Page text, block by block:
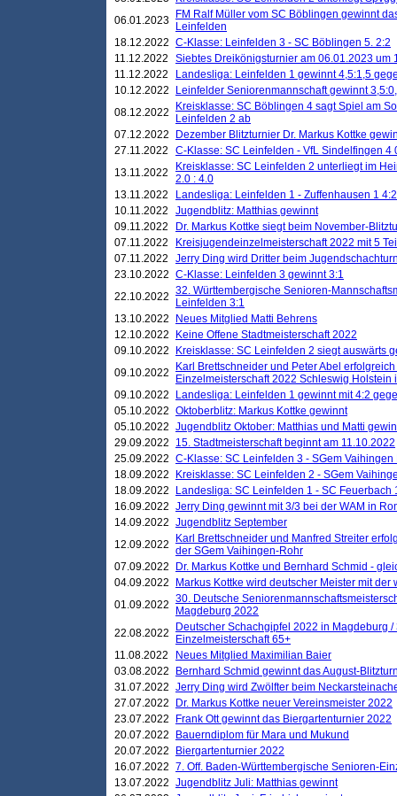
06.01.2023
FM Ralf Müller vom SC Böblingen gewinnt
Leinfelden
18.12.2022 C-Klasse: Leinfelden 3 - SC Böblingen 5. 2:2
11.12.2022
Siebtes Dreikönigsturnier am 06.01.2023 um
11.12.2022
Landesliga: Leinfelden 1 gewinnt 4,5:1,5
10.12.2022
Leinfelder Seniorenmannschaft gewinnt
08.12.2022
Kreisklasse: SC Böblingen 4 sagt Spiel am
Leinfelden 2 ab
07.12.2022
Dezember Blitzturnier Dr. Markus Kottke
27.11.2022
C-Klasse: SC Leinfelden - VfL Sindelfingen 4
13.11.2022
Kreisklasse: SC Leinfelden 2 unterliegt im
2.0 : 4.0
13.11.2022
Landesliga: Leinfelden 1 - Zuffenhausen 1 4:2
10.11.2022
Jugendblitz: Matthias gewinnt
09.11.2022
Dr. Markus Kottke siegt beim November-
07.11.2022
Kreisjugendeinzelmeisterschaft 2022 mit 5
07.11.2022
Jerry Ding wird Dritter beim
23.10.2022 C-Klasse: Leinfelden 3 gewinnt 3:1
22.10.2022 32. Württembergische Senioren-
Leinfelden 3:1
13.10.2022
Neues Mitglied Matti Behrens
12.10.2022
Keine Offene Stadtmeisterschaft 2022
09.10.2022
Kreisklasse: SC Leinfelden 2 siegt auswärts
09.10.2022
Karl Brettschneider und Peter Abel
Einzelmeisterschaft 2022 Schleswig Holstein
09.10.2022
Landesliga: Leinfelden 1 gewinnt mit 4:2
05.10.2022 Oktoberblitz: Markus Kottke gewinnt
05.10.2022 Jugendblitz Oktober: Matthias und Matti
29.09.2022
15. Stadtmeisterschaft beginnt am 11.10.2022
25.09.2022 C-Klasse: SC Leinfelden 3 - SGem Vaihingen
18.09.2022
Kreisklasse: SC Leinfelden 2 - SGem
18.09.2022
Landesliga: SC Leinfelden 1 - SC Feuerbach
16.09.2022 Jerry Ding gewinnt mit 3/3 bei der WAM in
14.09.2022 Jugendblitz September
12.09.2022
Karl Brettschneider und Manfred Streiter
der SGem Vaihingen-Rohr
07.09.2022
Dr. Markus Kottke und Bernhard Schmid -
04.09.2022
Markus Kottke wird deutscher Meister mit
01.09.2022 30. Deutsche
Magdeburg 2022
22.08.2022
Deutscher Schachgipfel 2022 in Magdeburg
Einzelmeisterschaft 65+
11.08.2022
Neues Mitglied Maximilian Baier
03.08.2022
Bernhard Schmid gewinnt das August-
31.07.2022 Jerry Ding wird Zwölfter beim
27.07.2022
Dr. Markus Kottke neuer Vereinsmeister 2022
23.07.2022
Frank Ott gewinnt das Biergartenturnier 2022
20.07.2022
Bauerndiplom für Mara und Mukund
20.07.2022
Biergartenturnier 2022
16.07.2022 7. Off. Baden-Württembergische Senioren-
13.07.2022 Jugendblitz Juli: Matthias gewinnt